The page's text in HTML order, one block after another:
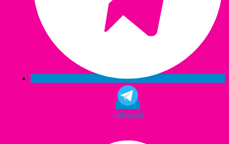
Telegram